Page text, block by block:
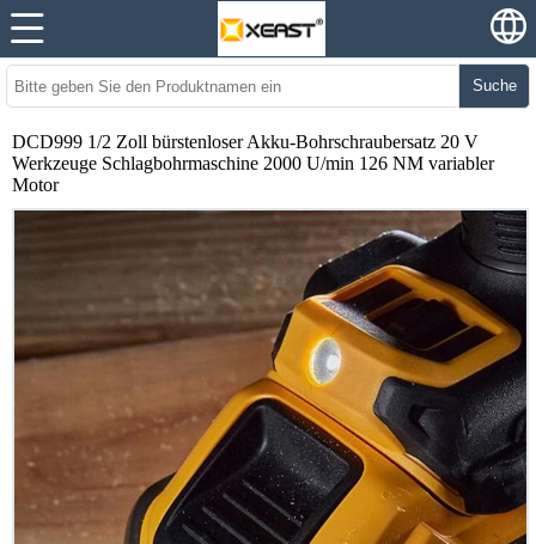
Suche
DCD999 1/2 Zoll bürstenloser Akku-Bohrschraubersatz 20 V
Werkzeuge Schlagbohrmaschine 2000 U/min 126 NM variabler
Motor